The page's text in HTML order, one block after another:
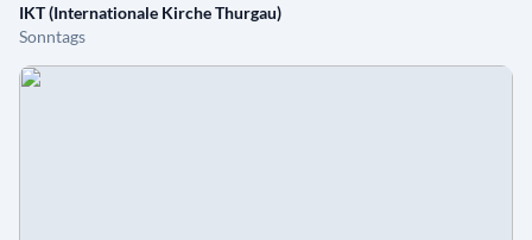
IKT (Internationale Kirche Thurgau)
Sonntags